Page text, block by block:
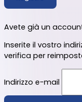
Avete già un
Inserite il vostro
verifica per
Indirizzo e-mail